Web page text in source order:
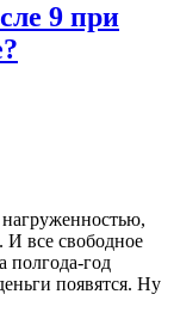
9 при
все свободное
полгода-год
появятся. Ну